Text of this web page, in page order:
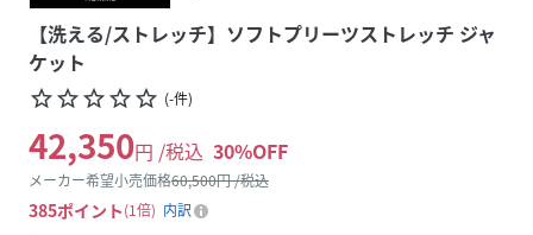
【洗える/ストレッチ】ソフトプリーツストレッチ ジャ
ケット
star_borderstar_borderstar_borderstar_borderstar_border (-件)
42,350円 /税込 30%OFF
メーカー希望小売価格60,500円 /税込
385ポイント 1倍
内訳